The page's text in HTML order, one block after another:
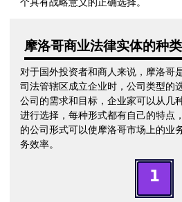
摩洛哥商业法律实体的种
对于国外投资者和商人来说，摩洛哥
司法管辖区成立企业时，公司类型的
公司的需求和目标，企业家可以从几
进行选择，每种形式都有自己的特点
的公司形式可以使摩洛哥市场上的业
务效率。
1